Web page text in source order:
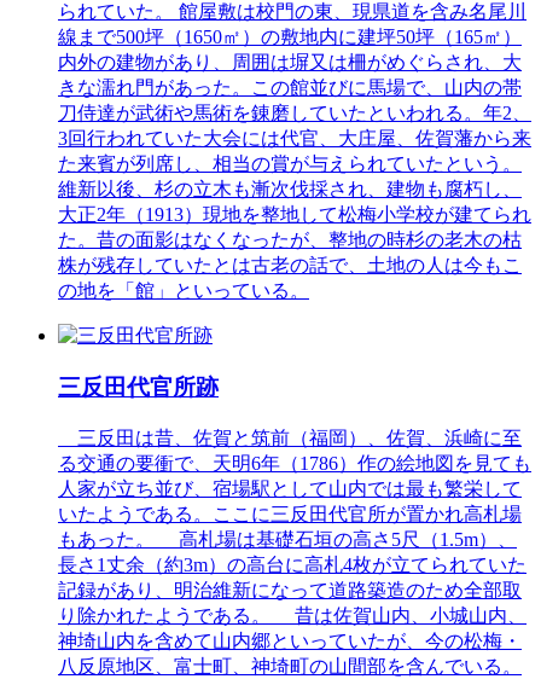
られていた。 館屋敷は校門の東、現県道を含み名尾川
線まで500坪（1650㎡）の敷地内に建坪50坪（165㎡）
内外の建物があり、周囲は塀又は柵がめぐらされ、大
きな濡れ門があった。この館並びに馬場で、山内の帯
刀侍達が武術や馬術を錬磨していたといわれる。年2、
3回行われていた大会には代官、大庄屋、佐賀藩から来
た来賓が列席し、相当の賞が与えられていたという。
維新以後、杉の立木も漸次伐採され、建物も腐朽し、
大正2年（1913）現地を整地して松梅小学校が建てられ
た。昔の面影はなくなったが、整地の時杉の老木の枯
株が残存していたとは古老の話で、土地の人は今もこ
の地を「館」といっている。
三反田代官所跡
三反田は昔、佐賀と筑前（福岡）、佐賀、浜崎に至
る交通の要衝で、天明6年（1786）作の絵地図を見ても
人家が立ち並び、宿場駅として山内では最も繁栄して
いたようである。ここに三反田代官所が置かれ高札場
もあった。 高札場は基礎石垣の高さ5尺（1.5m）、
長さ1丈余（約3m）の高台に高札4枚が立てられていた
記録があり、明治維新になって道路築造のため全部取
り除かれたようである。 昔は佐賀山内、小城山内、
神埼山内を含めて山内郷といっていたが、今の松梅・
八反原地区、富士町、神埼町の山間部を含んでいる。